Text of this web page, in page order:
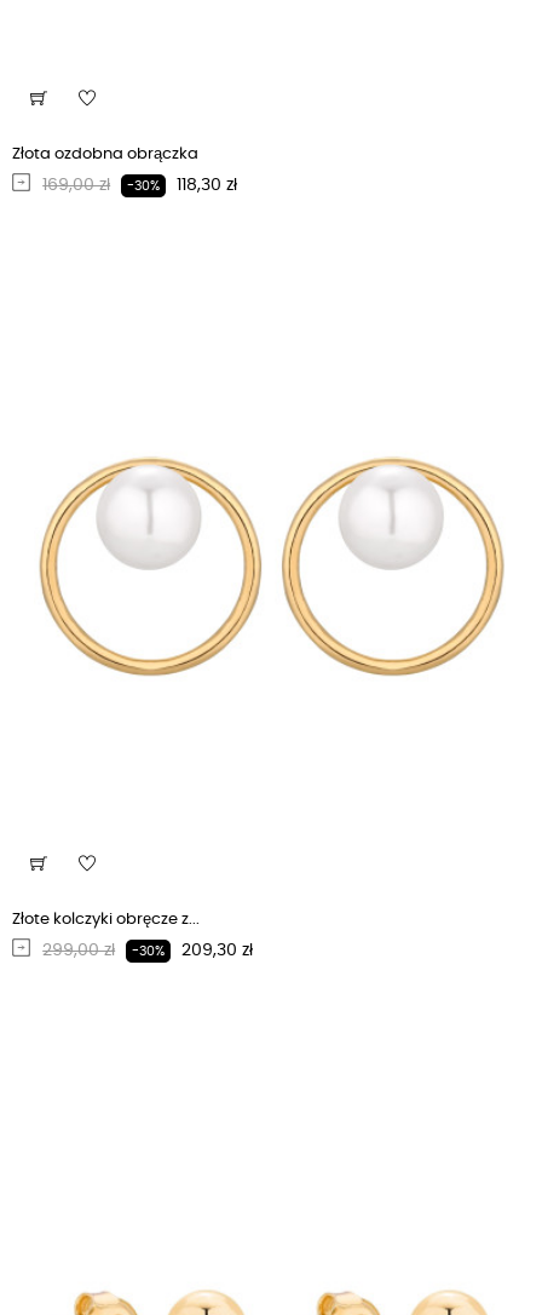
Złota ozdobna obrączka
Regularna cena
169,00 zł -30% Cena
118,30 zł
Złote kolczyki obręcze z...
Regularna cena
299,00 zł -30% Cena
209,30 zł